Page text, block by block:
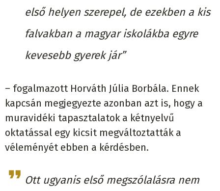
első helyen szerepel, de ezekben a kis
falvakban a magyar iskolákba egyre
kevesebb gyerek jár”
– fogalmazott Horváth Júlia Borbála. Ennek
kapcsán megjegyezte azonban azt is, hogy a
muravidéki tapasztalatok a kétnyelvű
oktatással egy kicsit megváltoztatták a
véleményét ebben a kérdésben.
Ott ugyanis első megszólalásra nem